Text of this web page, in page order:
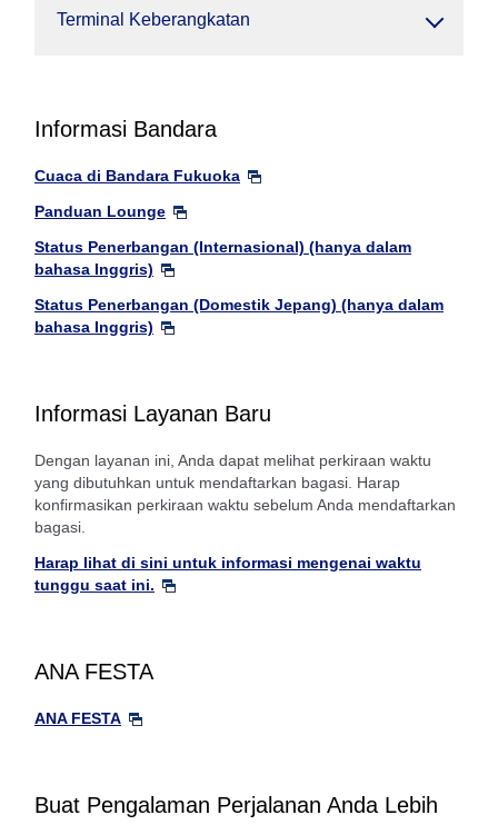
Terminal Keberangkatan
Informasi Bandara
Cuaca di Bandara Fukuoka
Panduan Lounge
Status Penerbangan (Internasional) (hanya dalam
bahasa Inggris)
Status Penerbangan (Domestik Jepang) (hanya dalam
bahasa Inggris)
Informasi Layanan Baru
Dengan layanan ini, Anda dapat melihat perkiraan waktu
yang dibutuhkan untuk mendaftarkan bagasi. Harap
konfirmasikan perkiraan waktu sebelum Anda mendaftarkan
bagasi.
Harap lihat di sini untuk informasi mengenai waktu
tunggu saat ini.
ANA FESTA
ANA FESTA
Buat Pengalaman Perjalanan Anda Lebih